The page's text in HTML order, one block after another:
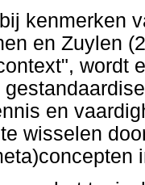
kenmerken
en Zuylen
wordt
en
wisselen